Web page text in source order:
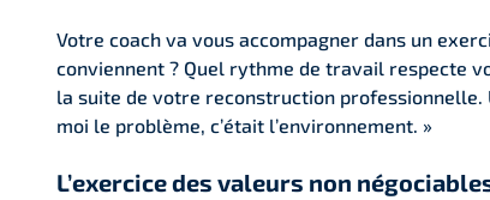
Votre coach va vous accompagner dans un
conviennent ? Quel rythme de travail respecte
la suite de votre reconstruction professionnelle.
moi le problème, c’était l’environnement. »
L’exercice des valeurs non